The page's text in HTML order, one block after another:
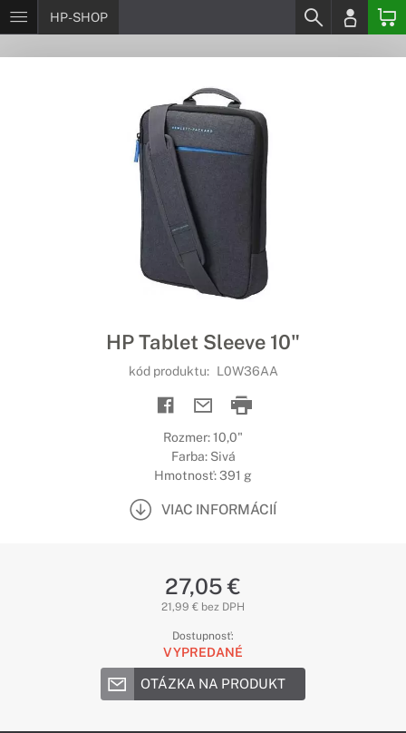
HP-SHOP
HP Tablet Sleeve 10"
kód produktu: L0W36AA
Rozmer: 10,0"
Farba: Sivá
Hmotnosť: 391 g
VIAC INFORMÁCIÍ
27,05 €
21,99 € bez DPH
Dostupnosť:
VYPREDANÉ
OTÁZKA NA PRODUKT